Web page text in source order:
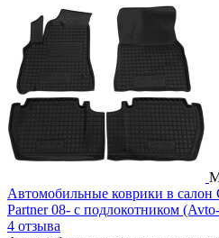
Автомобильные коврики в салон
Partner 08- с подлокотником
4 отзыва